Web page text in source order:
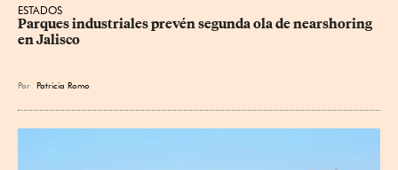
ESTADOS
Parques industriales prevén segunda ola de nearshoring
en Jalisco
Por Patricia Romo